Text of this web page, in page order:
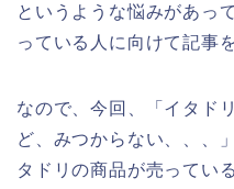
というような悩みがあっ
っている人に向けて記事
なので、今回、「イタド
ど、みつからない、、、
タドリの商品が売ってい